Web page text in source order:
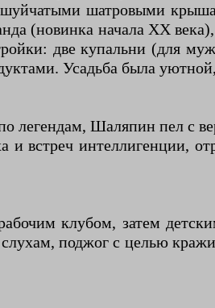
шатровыми
(новинка начала XX
две купальни (для
Усадьба была
Шаляпин пел с
и встреч интеллигенции,
клубом, затем
поджог с целью